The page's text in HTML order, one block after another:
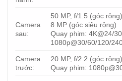
Camera
sau:
50 MP, f/1.5 (góc
8 MP (góc siêu rộng)
Quay phim: 4K@24/
1080p@30/60/120/
Camera
trước:
20 MP, f/2.2 (góc
Quay phim: